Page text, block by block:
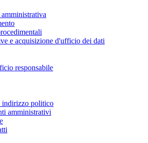
e acquisizione d'ufficio dei dati
responsabile
indirizzo politico
amministrativi